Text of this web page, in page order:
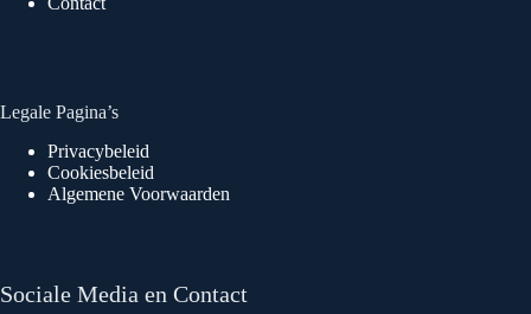
Legale Pagina’s
Privacybeleid
Cookiesbeleid
Algemene Voorwaarden
Sociale Media en Contact